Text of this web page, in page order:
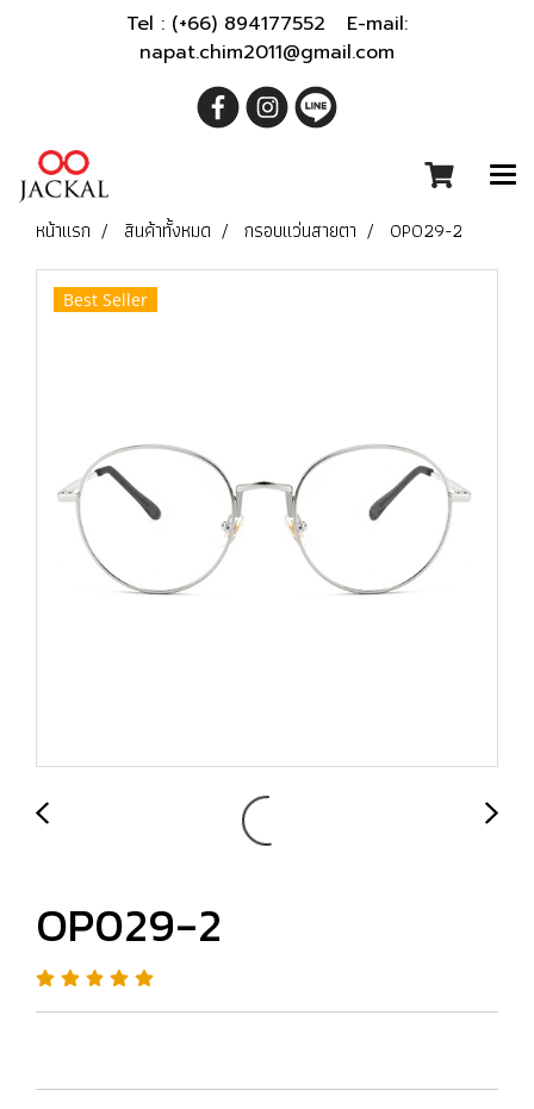
Tel : (+66) 894177552 E-mail:
napat.chim2011@gmail.com
หน้าแรก สินค้าทั้งหมด กรอบแว่นสายตา OP029-2
Best Seller
OP029-2